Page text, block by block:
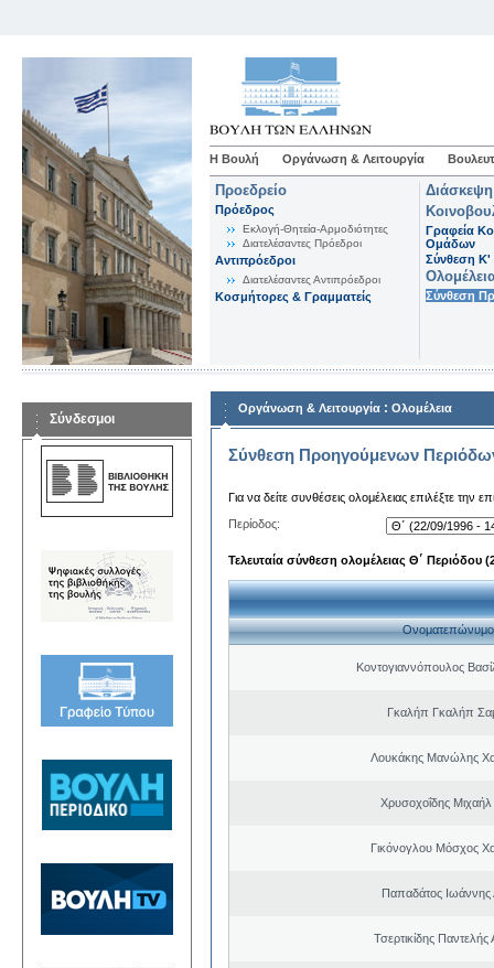
Η Βουλή Οργάνωση & Λειτουργία
Προεδρείο
Πρόεδρος
Εκλογή-Θητεία-Αρμοδιότητες
Διατελέσαντες Πρόεδροι
Αντιπρόεδροι
Διατελέσαντες Αντιπρόεδροι
Κοσμήτορες & Γραμματείς
Γραφεία
Ομάδων
Σύνθεση K'
Σύνθεση
Σύνδεσμοι
Οργάνωση & Λειτουργία : Ολομέλεια
Σύνθεση Προηγούμενων
Για να δείτε συνθέσεις ολομέλειας επιλέξτε την
Περίοδος:
Τελευταία σύνθεση ολομέλειας Θ΄ Περιόδου
Ονοματεπώνυμο
Κοντογιαννόπουλος
Γκαλήπ Γκαλήπ
Λουκάκης Μανώλης
Χρυσοχοΐδης Μιχαήλ
Γικόνογλου Μόσχος
Παπαδάτος Ιωάννης
Τσερτικίδης Παντελής